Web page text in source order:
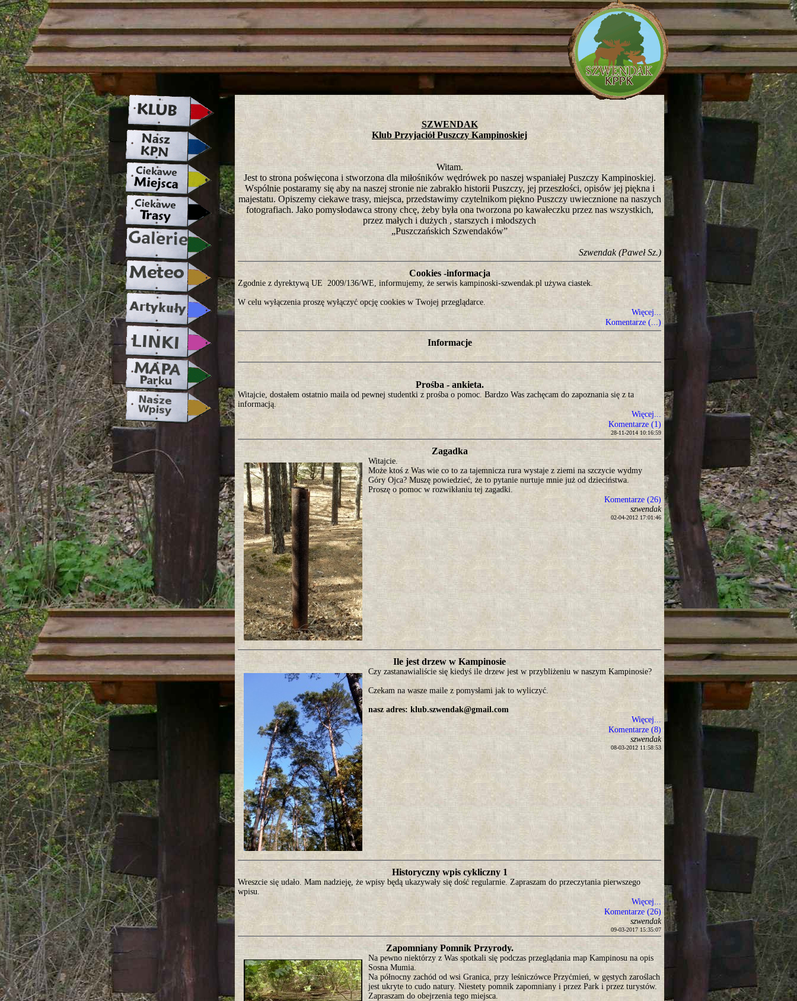
strona w naprawie zapraszamy jutro ;)
SZWENDAK
Klub Przyjaciół Puszczy Kampinoskiej
Witam.
Jest to strona poświęcona i stworzona dla miłośników wędrówek po naszej wspaniałej Puszczy Kampinoskiej.
Wspólnie postaramy się aby na naszej stronie nie zabrakło historii Puszczy, jej przeszłości, opisów jej piękna i
majestatu. Opiszemy ciekawe trasy, miejsca, przedstawimy czytelnikom piękno Puszczy uwiecznione na naszych
fotografiach. Jako pomysłodawca strony chcę, żeby była ona tworzona po kawałeczku przez nas wszystkich,
przez małych i dużych , starszych i młodszych
„Puszczańskich Szwendaków”
Szwendak (Paweł Sz.)
Cookies -informacja
Zgodnie z dyrektywą UE 2009/136/WE, informujemy, że serwis kampinoski-szwendak.pl używa ciastek.
W celu wyłączenia proszę wyłączyć opcję cookies w Twojej przeglądarce.
Więcej...
Komentarze (...)
Informacje
Prośba - ankieta.
Witajcie, dostałem ostatnio maila od pewnej studentki z prośba o pomoc. Bardzo Was zachęcam do zapoznania się z ta
informacją.
Więcej...
Komentarze (1)
28-11-2014 10:16:59
Zagadka
Witajcie.
Może ktoś z Was wie co to za tajemnicza rura wystaje z ziemi na szczycie wydmy
Góry Ojca? Muszę powiedzieć, że to pytanie nurtuje mnie już od dzieciństwa.
Proszę o pomoc w rozwikłaniu tej zagadki.
Komentarze (26)
szwendak
02-04-2012 17:01:46
Ile jest drzew w Kampinosie
Czy zastanawialiście się kiedyś ile drzew jest w przybliżeniu w naszym Kampinosie?
Czekam na wasze maile z pomysłami jak to wyliczyć.
nasz adres: klub.szwendak@gmail.com
Więcej...
Komentarze (8)
szwendak
08-03-2012 11:58:53
Historyczny wpis cykliczny 1
Wreszcie się udało. Mam nadzieję, że wpisy będą ukazywały się dość regularnie. Zapraszam do przeczytania pierwszego
wpisu.
Więcej...
Komentarze (26)
szwendak
09-03-2017 15:35:07
Zapomniany Pomnik Przyrody.
Na pewno niektórzy z Was spotkali się podczas przeglądania map Kampinosu na opis
Sosna Mumia.
Na północny zachód od wsi Granica, przy leśniczówce Przyćmień, w gęstych zaroślach
jest ukryte to cudo natury. Niestety pomnik zapomniany i przez Park i przez turystów.
Zapraszam do obejrzenia tego miejsca.